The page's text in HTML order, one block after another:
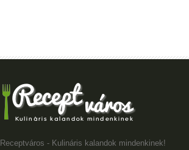
Receptváros - Kulináris kalandok mindenkinek!